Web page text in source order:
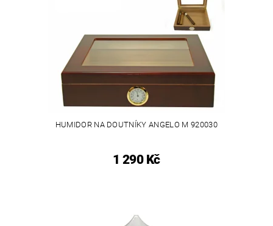
HUMIDOR NA DOUTNÍKY ANGELO M 920030
1 290 Kč